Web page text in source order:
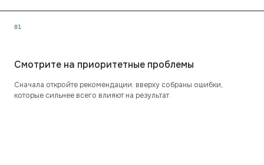
01
Смотрите на приоритетные проблемы
Сначала откройте рекомендации: вверху собраны ошибки,
которые сильнее всего влияют на результат.